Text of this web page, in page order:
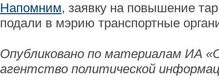
Напомним, заявку на повышение
подали в мэрию транспортные
Опубликовано по материалам ИА
агентство политической